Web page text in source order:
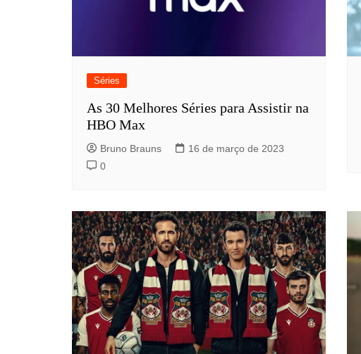
Séries
As 30 Melhores Séries para Assistir na
HBO Max
Bruno Brauns
16 de março de 2023
0